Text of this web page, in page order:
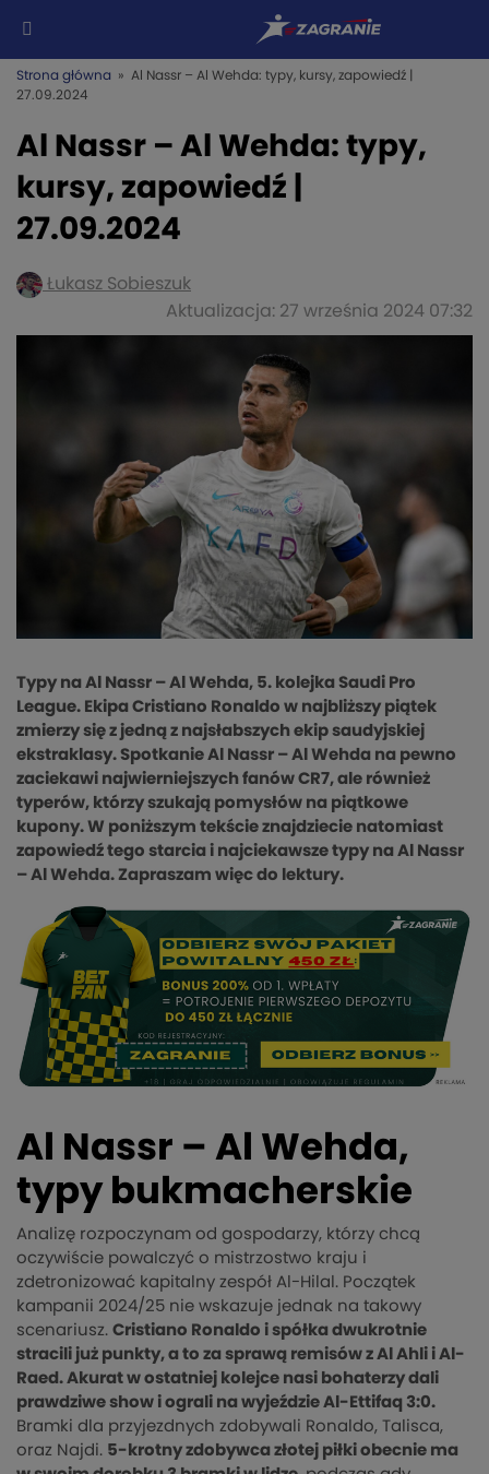
Strona główna » Al Nassr – Al Wehda: typy, kursy, zapowiedź |
27.09.2024
Al Nassr – Al Wehda: typy,
kursy, zapowiedź |
27.09.2024
Łukasz Sobieszuk
Aktualizacja: 27 września 2024 07:32
Typy na Al Nassr – Al Wehda, 5. kolejka Saudi Pro
League. Ekipa Cristiano Ronaldo w najbliższy piątek
zmierzy się z jedną z najsłabszych ekip saudyjskiej
ekstraklasy. Spotkanie Al Nassr – Al Wehda na pewno
zaciekawi najwierniejszych fanów CR7, ale również
typerów, którzy szukają pomysłów na piątkowe
kupony. W poniższym tekście znajdziecie natomiast
zapowiedź tego starcia i najciekawsze typy na Al Nassr
– Al Wehda. Zapraszam więc do lektury.
Al Nassr – Al Wehda,
typy bukmacherskie
Analizę rozpoczynam od gospodarzy, którzy chcą
oczywiście powalczyć o mistrzostwo kraju i
zdetronizować kapitalny zespół Al-Hilal. Początek
kampanii 2024/25 nie wskazuje jednak na takowy
scenariusz. Cristiano Ronaldo i spółka dwukrotnie
stracili już punkty, a to za sprawą remisów z Al Ahli i Al-
Raed. Akurat w ostatniej kolejce nasi bohaterzy dali
prawdziwe show i ograli na wyjeździe Al-Ettifaq 3:0.
Bramki dla przyjezdnych zdobywali Ronaldo, Talisca,
oraz Najdi. 5-krotny zdobywca złotej piłki obecnie ma